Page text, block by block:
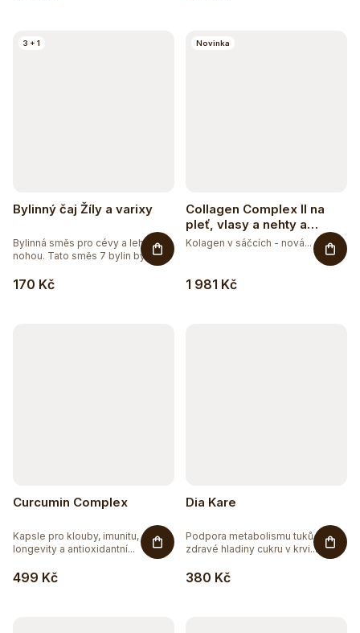
3 + 1
Bylinný čaj Žíly a varixy
170 Kč
Bylinná směs pro cévy a lehkost
nohou. Tato směs 7 bylin byla...
Novinka
Collagen Complex II na
pleť, vlasy a nehty a
vitalitu s příchutí mango-
1 981 Kč
Kolagen v sáčcích - nová...
Curcumin Complex
499 Kč
Kapsle pro klouby, imunitu,
longevity a antioxidantní...
Dia Kare
380 Kč
Podpora metabolismu tuků a
zdravé hladiny cukru v krvi....